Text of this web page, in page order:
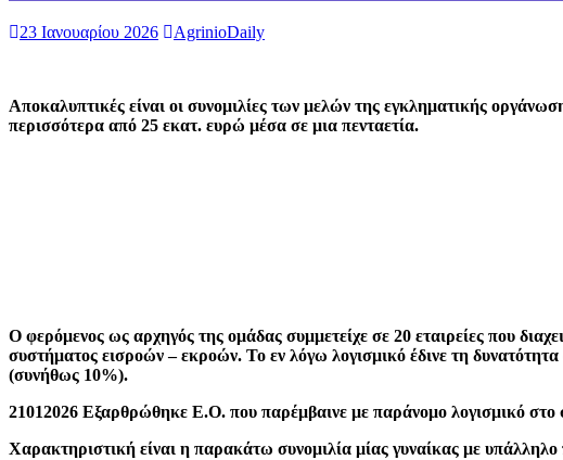
23 Ιανουαρίου 2026 AgrinioDaily
Αποκαλυπτικές είναι οι συνομιλίες των μελών της εγκληματικής
περισσότερα από 25 εκατ. ευρώ μέσα σε μια πενταετία.
Ο φερόμενος ως αρχηγός της ομάδας συμμετείχε σε 20 εταιρείες που
συστήματος εισροών – εκροών. Το εν λόγω λογισμικό έδινε τη
(συνήθως 10%).
21012026 Εξαρθρώθηκε Ε.Ο. που παρέμβαινε με παράνομο λογισμικό
Χαρακτηριστική είναι η παρακάτω συνομιλία μίας γυναίκας με